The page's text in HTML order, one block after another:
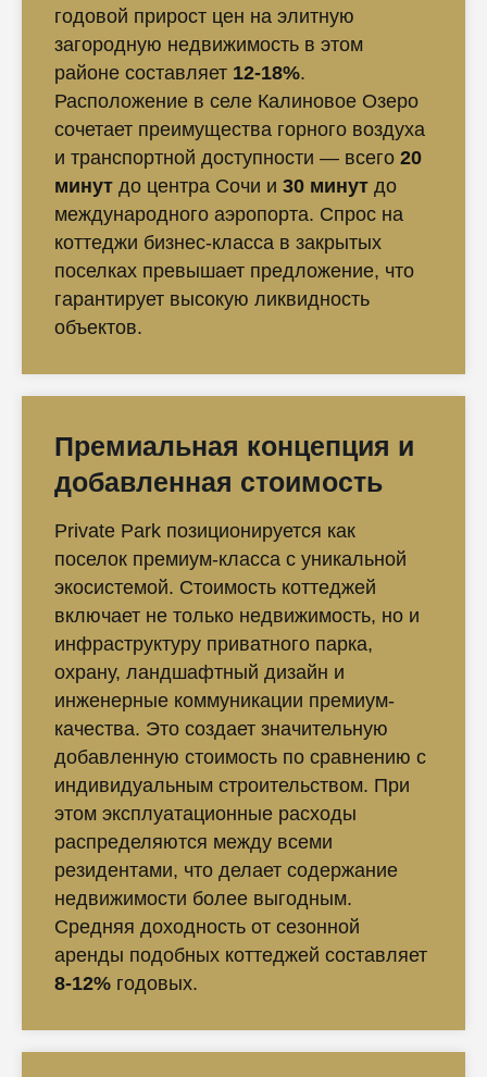
годовой прирост цен на элитную
загородную недвижимость в этом
районе составляет 12-18%.
Расположение в селе Калиновое Озеро
сочетает преимущества горного воздуха
и транспортной доступности — всего 20
минут до центра Сочи и 30 минут до
международного аэропорта. Спрос на
коттеджи бизнес-класса в закрытых
поселках превышает предложение, что
гарантирует высокую ликвидность
объектов.
Премиальная концепция и
добавленная стоимость
Private Park позиционируется как
поселок премиум-класса с уникальной
экосистемой. Стоимость коттеджей
включает не только недвижимость, но и
инфраструктуру приватного парка,
охрану, ландшафтный дизайн и
инженерные коммуникации премиум-
качества. Это создает значительную
добавленную стоимость по сравнению с
индивидуальным строительством. При
этом эксплуатационные расходы
распределяются между всеми
резидентами, что делает содержание
недвижимости более выгодным.
Средняя доходность от сезонной
аренды подобных коттеджей составляет
8-12% годовых.